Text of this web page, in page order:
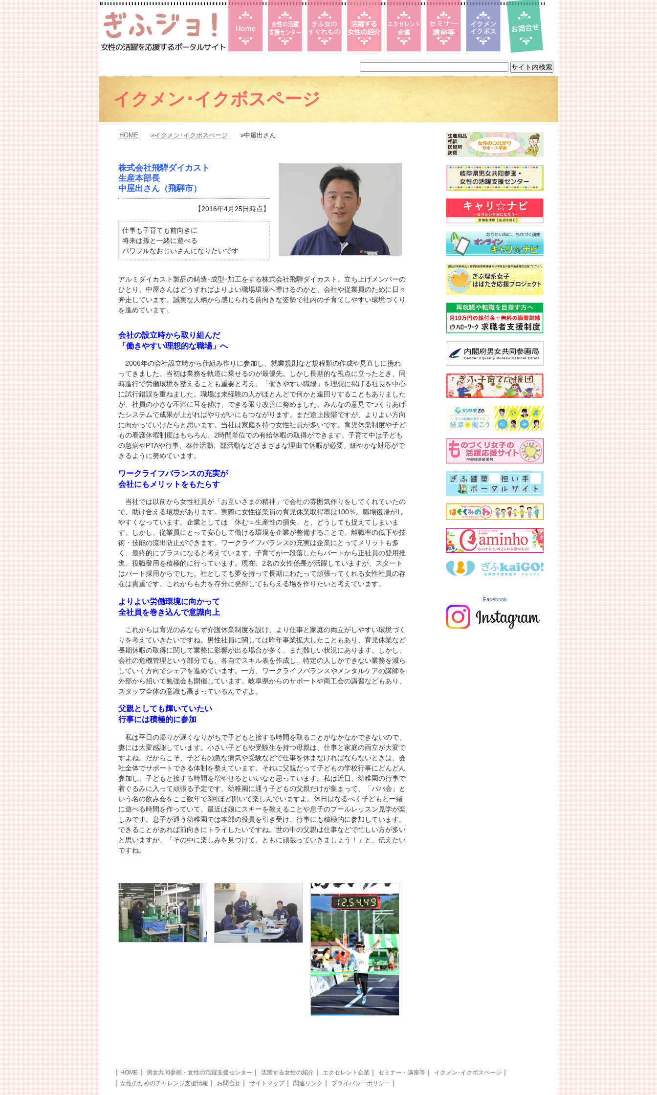
イクメン･イクボスページ
HOME »イクメン･イクボスページ »中屋出さん
株式会社飛騨ダイカスト
生産本部長
中屋出さん（飛騨市）
【2016年4月25日時点】
仕事も子育ても前向きに
将来は孫と一緒に遊べる
パワフルなおじいさんになりたいです
アルミダイカスト製品の鋳造･成型･加工をする株式会社飛騨ダイカスト。立ち上げメンバーの
ひとり、中屋さんはどうすればよりよい職場環境へ導けるのかと、会社や従業員のために日々
奔走しています。誠実な人柄から感じられる前向きな姿勢で社内の子育てしやすい環境づくり
を進めています。
会社の設立時から取り組んだ
「働きやすい理想的な職場」へ
2006年の会社設立時から仕組み作りに参加し、就業規則など規程類の作成や見直しに携わ
ってきました。当初は業務を軌道に乗せるのが最優先。しかし長期的な視点に立ったとき、同
時進行で労働環境を整えることも重要と考え、「働きやすい職場」を理想に掲げる社長を中心
に試行錯誤を重ねました。職場は未経験の人がほとんどで何かと遠回りすることもありました
が、社員の小さな不満に耳を傾け、できる限り改善に努めました。みんなの意見でつくりあげ
たシステムで成果が上がればやりがいにもつながります。まだ途上段階ですが、よりよい方向
に向かっていけたらと思います。当社は家庭を持つ女性社員が多いです。育児休業制度や子ど
もの看護休暇制度はもちろん、2時間単位での有給休暇の取得ができます。子育て中は子ども
の急病やPTAや行事、奉仕活動、部活動などさまざまな理由で休暇が必要。細やかな対応がで
きるように努めています。
ワークライフバランスの充実が
会社にもメリットをもたらす
当社では以前から女性社員が「お互いさまの精神」で会社の雰囲気作りをしてくれていたの
で、助け合える環境があります。実際に女性従業員の育児休業取得率は100％。職場復帰がし
やすくなっています。企業としては「休む＝生産性の損失」と、どうしても捉えてしまいま
す。しかし、従業員にとって安心して働ける環境を企業が整備することで、離職率の低下や技
術・技能の流出防止ができます。ワークライフバランスの充実は企業にとってメリットも多
く、最終的にプラスになると考えています。子育てが一段落したらパートから正社員の登用推
進、役職登用を積極的に行っています。現在、2名の女性係長が活躍していますが、スタート
はパート採用からでした。社としても夢を持って長期にわたって頑張ってくれる女性社員の存
在は貴重です。これからも力を存分に発揮してもらえる場を作りたいと考えています。
よりよい労働環境に向かって
全社員を巻き込んで意識向上
これからは育児のみならず介護休業制度を設け、より仕事と家庭の両立がしやすい環境づく
りを考えていきたいですね。男性社員に関しては昨年事業拡大したこともあり、育児休業など
長期休暇の取得に関して業務に影響が出る場合が多く、まだ難しい状況にあります。しかし、
会社の危機管理という部分でも、各自でスキル表を作成し、特定の人しかできない業務を減ら
していく方向でシェアを進めています。一方、ワークライフバランスやメンタルケアの講師を
外部から招いて勉強会も開催しています。岐阜県からのサポートや商工会の講習などもあり、
スタッフ全体の意識も高まっているんですよ。
父親としても輝いていたい
行事には積極的に参加
私は平日の帰りが遅くなりがちで子どもと接する時間を取ることがなかなかできないので、
妻には大変感謝しています。小さい子どもや受験生を持つ母親は、仕事と家庭の両立が大変で
すよね。だからこそ、子どもの急な病気や受験などで仕事を休まなければならないときは、会
社全体でサポートできる体制を整えています。それに父親だって子どもの学校行事にどんどん
参加し、子どもと接する時間を増やせるといいなと思っています。私は近日、幼稚園の行事で
着ぐるみに入って頑張る予定です。幼稚園に通う子どもの父親だけが集まって、「パパ会」と
いう名の飲み会をここ数年で3回ほど開いて楽しんでいますよ。休日はなるべく子どもと一緒
に遊べる時間を作っていて、最近は娘にスキーを教えることや息子のプールレッスン見学が楽
しみです。息子が通う幼稚園では本部の役員を引き受け、行事にも積極的に参加しています。
できることがあれば前向きにトライしたいですね。世の中の父親は仕事などで忙しい方が多い
と思いますが、「その中に楽しみを見つけて、ともに頑張っていきましょう！」と、伝えたい
ですね。
Facebook
｜ HOME ｜ 男女共同参画・女性の活躍支援センター ｜ 活躍する女性の紹介 ｜ エクセレント企業 ｜ セミナー・講座等 ｜ イクメン･イクボスページ ｜
｜ 女性のためのチャレンジ支援情報 ｜ お問合せ ｜ サイトマップ｜ 関連リンク ｜ プライバシーポリシー ｜